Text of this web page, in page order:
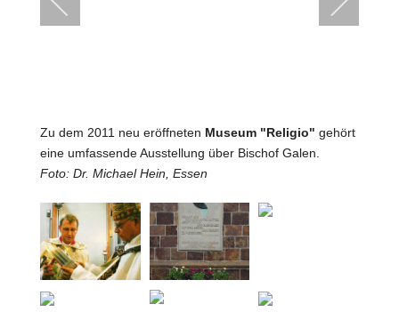
Zu dem 2011 neu eröffneten Museum "Religio" gehört
eine umfassende Ausstellung über Bischof Galen.
Foto: Dr. Michael Hein, Essen